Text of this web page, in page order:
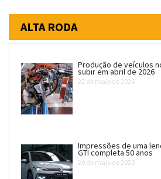
ALTA RODA
Produção de veículos
subir em abril de 2026
22 de maio de 2026
Impressões de uma
GTI completa 50 anos
20 de maio de 2026